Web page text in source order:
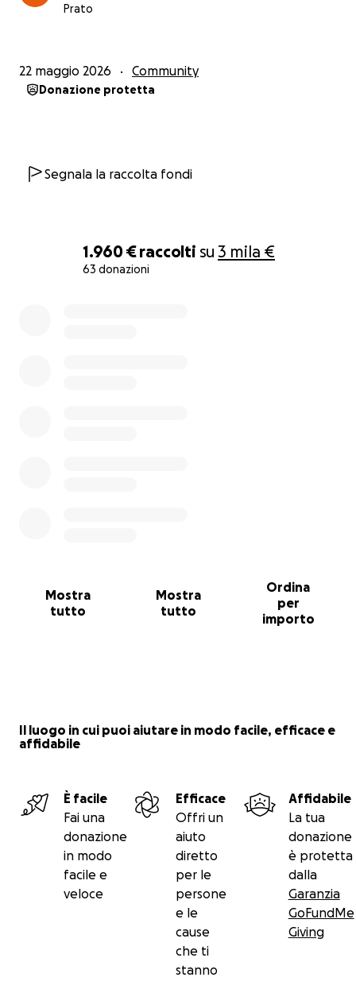
1.960 €raccolti su 3 mila €
63 donazioni
Mostra
tutto
Mostra
tutto
Ordina
per
importo
temporaneo. Questo è il motivo del crowdfunding.
una soluzione abitativa temporanea, in attesa che
la lotta gli permetta di ottenere ciò che gli spetta.
Prato
22 maggio 2026 Community
Donazione protetta
Segnala la raccolta fondi
Il luogo in cui puoi aiutare in modo facile, efficace e
affidabile
È facile
Fai una
donazione
in modo
facile e
veloce
Efficace
Offri un
aiuto
diretto
per le
persone
e le
cause
che ti
stanno
Affidabile
La tua
donazione
è protetta
dalla
Garanzia
GoFundMe
Giving